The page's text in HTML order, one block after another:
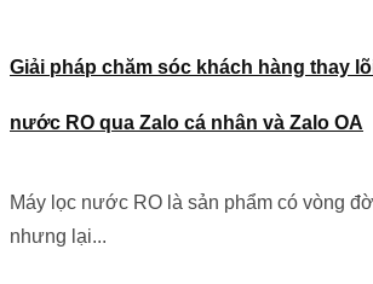
Giải pháp chăm sóc khách hàng thay
nước RO qua Zalo cá nhân và Zalo OA
Máy lọc nước RO là sản phẩm có vòng
nhưng lại...